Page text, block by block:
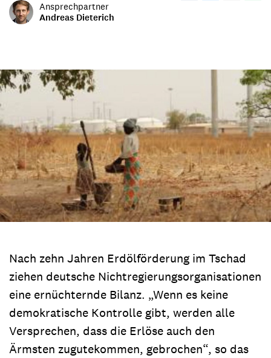
Ansprechpartner
Andreas Dieterich
Nach zehn Jahren Erdölförderung im Tschad
ziehen deutsche Nichtregierungsorganisationen
eine ernüchternde Bilanz. „Wenn es keine
demokratische Kontrolle gibt, werden alle
Versprechen, dass die Erlöse auch den
Ärmsten zugutekommen, gebrochen“, so das